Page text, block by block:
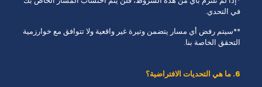
في التحدي.
**سيتم رفض أي مسار يتضمن وتيرة غير واقعية ولا تتوافق مع خوارزمية
التحقق الخاصة بنا.
6. ما هي التحديات الافتراضية؟